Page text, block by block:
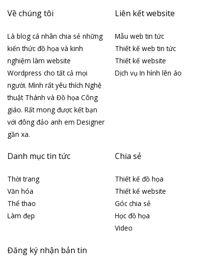
Về chúng tôi
Là blog cá nhân chia sẻ những
kiến thức đồ họa và kinh
nghiệm làm website
Wordpress cho tất cả mọi
người. Mình rất yêu thích Nghệ
thuật Thánh và Đồ họa Công
giáo. Rất mong được kết bạn
với đông đảo anh em Designer
gần xa.
Liên kết website
Mẫu web tin tức
Thiết kế web tin tức
Thiết kế website
Dịch vụ In hình lên áo
Danh mục tin tức
Thời trang
Văn hóa
Thể thao
Làm đẹp
Chia sẻ
Thiết kế đồ họa
Thiết kế website
Góc chia sẻ
Học đồ họa
Video
Đăng ký nhận bản tin